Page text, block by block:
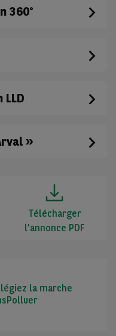
360°
»
Télécharger
l'annonce PDF
la marche